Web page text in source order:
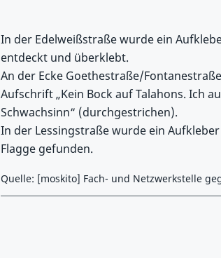
In der Edelweißstraße wurde ein
entdeckt und überklebt.
An der Ecke Goethestraße/
Aufschrift „Kein Bock auf Talahons. Ich
Schwachsinn“ (durchgestrichen).
In der Lessingstraße wurde ein
Flagge gefunden.
Quelle: [moskito] Fach- und Netzwerkstelle